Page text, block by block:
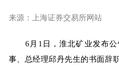
来源：上海证券交易所网站
6月1日，淮北矿业发布公
事、总经理邱丹先生的书面辞